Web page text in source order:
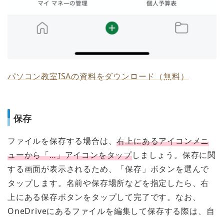
パソコン教室ISAの資料をダウンロード（無料）
保存
ファイルを保存する場合は、右上にあるアイコンメニ
ューから「…」アイコンをタップしましょう。保存に関
する画面が表示されるため、「保存」ボタンを選んで
タップします。名前や保存場所などを指定したら、右
上にある保存ボタンをタップして完了です。なお、
OneDriveにあるファイルを編集して保存する際は、自